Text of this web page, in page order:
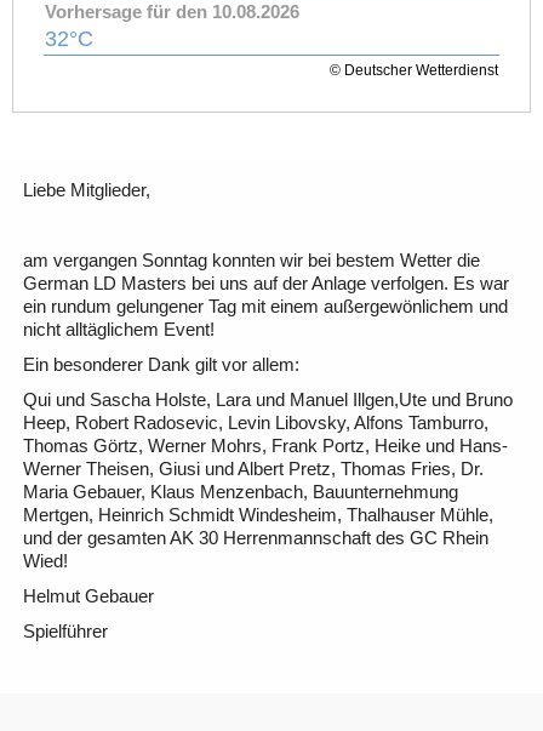
Vorhersage für den 10.08.2026
32°C
© Deutscher Wetterdienst
Liebe Mitglieder,
am vergangen Sonntag konnten wir bei bestem Wetter die
German LD Masters bei uns auf der Anlage verfolgen. Es war
ein rundum gelungener Tag mit einem außergewönlichem und
nicht alltäglichem Event!
Ein besonderer Dank gilt vor allem:
Qui und Sascha Holste, Lara und Manuel Illgen,Ute und Bruno
Heep, Robert Radosevic, Levin Libovsky, Alfons Tamburro,
Thomas Görtz, Werner Mohrs, Frank Portz, Heike und Hans-
Werner Theisen, Giusi und Albert Pretz, Thomas Fries, Dr.
Maria Gebauer, Klaus Menzenbach, Bauunternehmung
Mertgen, Heinrich Schmidt Windesheim, Thalhauser Mühle,
und der gesamten AK 30 Herrenmannschaft des GC Rhein
Wied!
Helmut Gebauer
Spielführer